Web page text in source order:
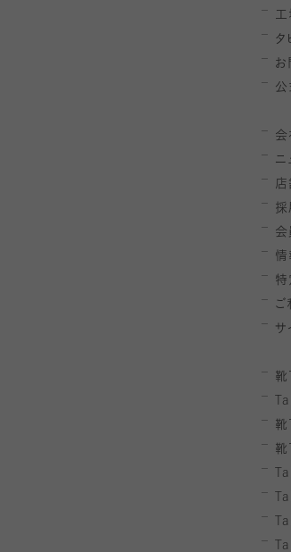
工
タ
お
公
会
ニ
店
採
会
情
特
ご
サ
靴
靴
靴